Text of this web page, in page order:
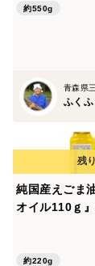
約550g
青森県
ふく
純国産えごま
オイル110ｇ
約220g